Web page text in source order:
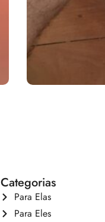
Categorias
Para Elas
Para Eles